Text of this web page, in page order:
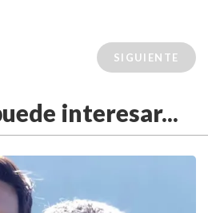
SIGUIENTE
interesar...